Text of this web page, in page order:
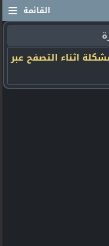
≡ القائمة
اثناء التصفح عبر